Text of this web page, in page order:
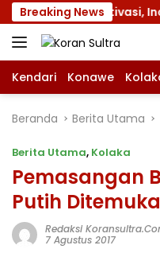
Langsung
ke
konten
Breaking News
dan Motivasi, Incar
Kendari Konawe
Beranda Berita Utama
Berita Utama, Kolaka
Pemasangan
Putih
Redaksi
7 Agustus 2017